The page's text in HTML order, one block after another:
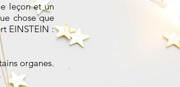
leçon et un
chose que
EINSTEIN :
organes.